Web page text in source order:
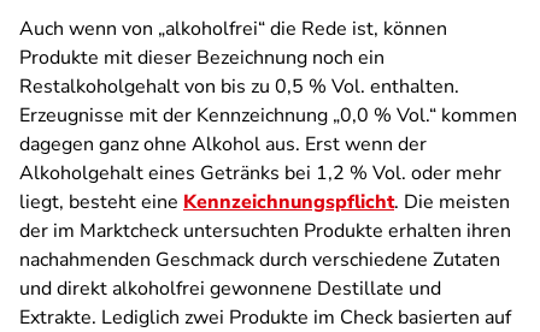
Auch wenn von „alkoholfrei“ die Rede ist, können
Produkte mit dieser Bezeichnung noch ein
Restalkoholgehalt von bis zu 0,5 % Vol. enthalten.
Erzeugnisse mit der Kennzeichnung „0,0 % Vol.“ kommen
dagegen ganz ohne Alkohol aus. Erst wenn der
Alkoholgehalt eines Getränks bei 1,2 % Vol. oder mehr
liegt, besteht eine Kennzeichnungspflicht. Die meisten
der im Marktcheck untersuchten Produkte erhalten ihren
nachahmenden Geschmack durch verschiedene Zutaten
und direkt alkoholfrei gewonnene Destillate und
Extrakte. Lediglich zwei Produkte im Check basierten auf